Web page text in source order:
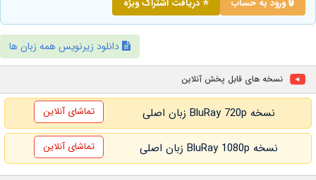
🔒 ورود به حساب ⭐ دریافت اشتراک ویژه
دانلود زیرنویس همه زبان ها
نسخه های قابل پخش آنلاین
نسخه BluRay 720p زبان اصلی تماشای آنلاین
نسخه BluRay 1080p زبان اصلی تماشای آنلاین